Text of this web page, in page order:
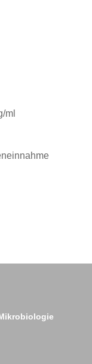
ml